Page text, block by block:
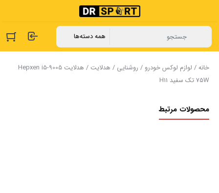
خانه/ لوازم لوکس خودرو / روشنایی / هدلایت
75W‏ تک سفید‏ H11
محصولات مرتبط